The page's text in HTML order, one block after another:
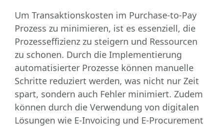
Um Transaktionskosten im Purchase-to-Pay
Prozess zu minimieren, ist es essenziell, die
Prozesseffizienz zu steigern und Ressourcen
zu schonen. Durch die Implementierung
automatisierter Prozesse können manuelle
Schritte reduziert werden, was nicht nur Zeit
spart, sondern auch Fehler minimiert. Zudem
können durch die Verwendung von digitalen
Lösungen wie E-Invoicing und E-Procurement